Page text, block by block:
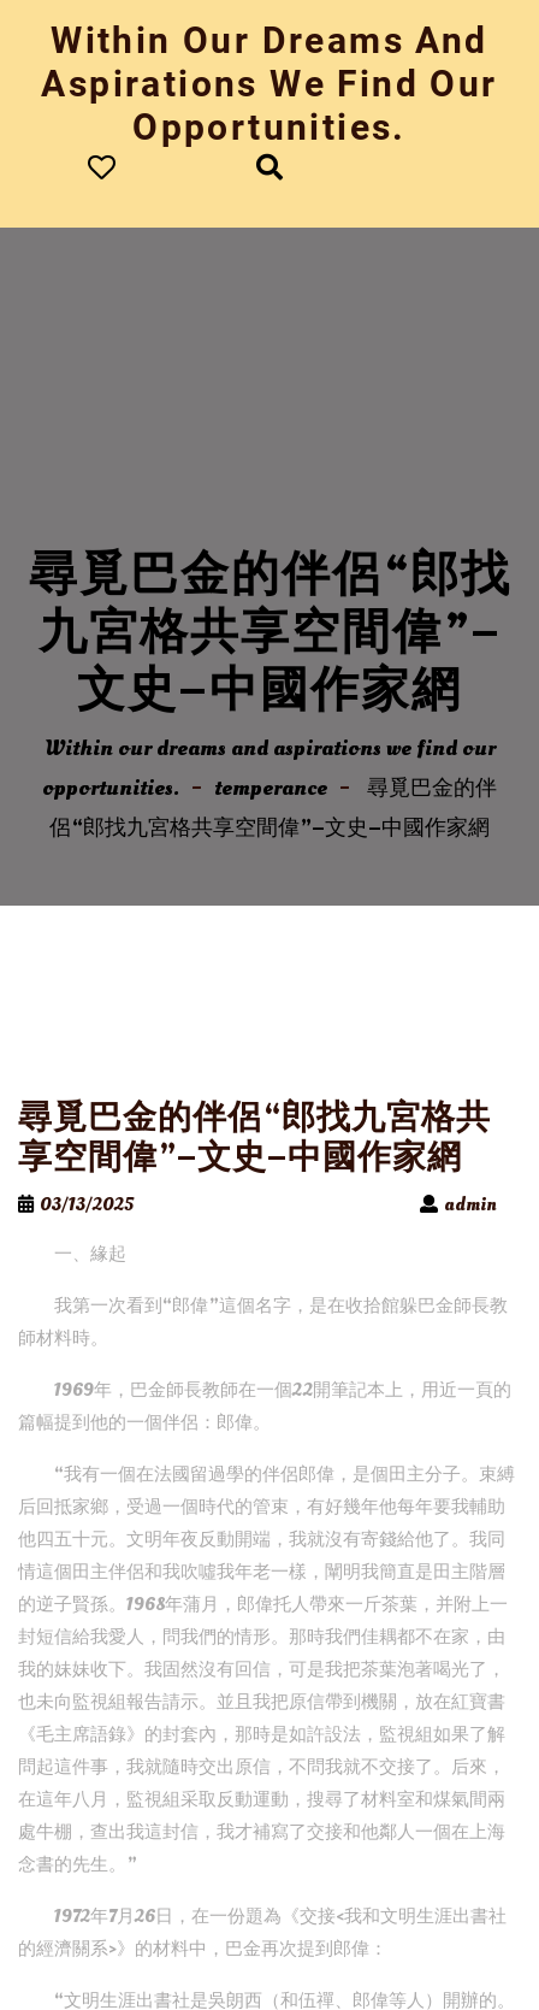
content
Within Our Dreams And
Aspirations We Find Our
Opportunities.
尋覓巴金的伴侶“郎找
九宮格共享空間偉”–
文史–中國作家網
Within our dreams and aspirations we find our
opportunities.
temperance
尋覓巴金的伴
侶“郎找九宮格共享空間偉”–文史–中國作家網
尋覓巴金的伴侶“郎找九宮格共
享空間偉”–文史–中國作家網
03/13/2025
admin
一、緣起
我第一次看到“郎偉”這個名字，是在收拾館躲巴金師長教
師材料時。
1969年，巴金師長教師在一個22開筆記本上，用近一頁的
篇幅提到他的一個伴侶：郎偉。
“我有一個在法國留過學的伴侶郎偉，是個田主分子。束縛
后回抵家鄉，受過一個時代的管束，有好幾年他每年要我輔助
他四五十元。文明年夜反動開端，我就沒有寄錢給他了。我同
情這個田主伴侶和我吹噓我年老一樣，闡明我簡直是田主階層
的逆子賢孫。1968年蒲月，郎偉托人帶來一斤茶葉，并附上一
封短信給我愛人，問我們的情形。那時我們佳耦都不在家，由
我的妹妹收下。我固然沒有回信，可是我把茶葉泡著喝光了，
也未向監視組報告請示。並且我把原信帶到機關，放在紅寶書
《毛主席語錄》的封套內，那時是如許設法，監視組如果了解
問起這件事，我就隨時交出原信，不問我就不交接了。后來，
在這年八月，監視組采取反動運動，搜尋了材料室和煤氣間兩
處牛棚，查出我這封信，我才補寫了交接和他鄰人一個在上海
念書的先生。”
1972年7月26日，在一份題為《交接<我和文明生涯出書社
的經濟關系>》的材料中，巴金再次提到郎偉：
“文明生涯出書社是吳朗西（和伍禪、郎偉等人）開辦的。